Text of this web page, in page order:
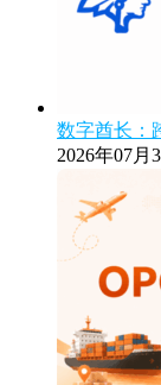
数字酋长：
2026年07月